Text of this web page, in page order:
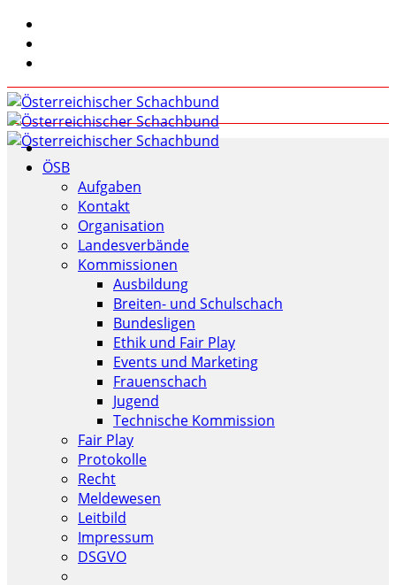
ÖSB
Aufgaben
Kontakt
Organisation
Landesverbände
Kommissionen
Ausbildung
Breiten- und Schulschach
Bundesligen
Ethik und Fair Play
Events und Marketing
Frauenschach
Jugend
Technische Kommission
Fair Play
Protokolle
Recht
Meldewesen
Leitbild
Impressum
DSGVO